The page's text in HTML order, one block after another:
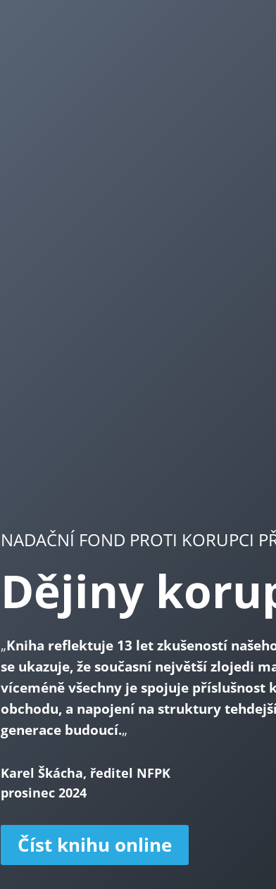
NADAČNÍ FOND PROTI KORUPCI
Dějiny
„Kniha reflektuje 13 let zkušeností
se ukazuje, že současní největší zlojedi
víceméně všechny je spojuje
obchodu, a napojení na struktury
generace budoucí.„
Karel Škácha, ředitel NFPK
prosinec 2024
Číst knihu online